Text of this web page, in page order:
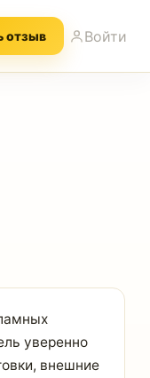
отзыв Войти
уверенно
внешние